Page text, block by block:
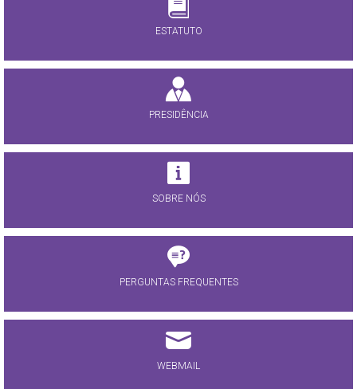
ESTATUTO
PRESIDÊNCIA
SOBRE NÓS
PERGUNTAS FREQUENTES
WEBMAIL